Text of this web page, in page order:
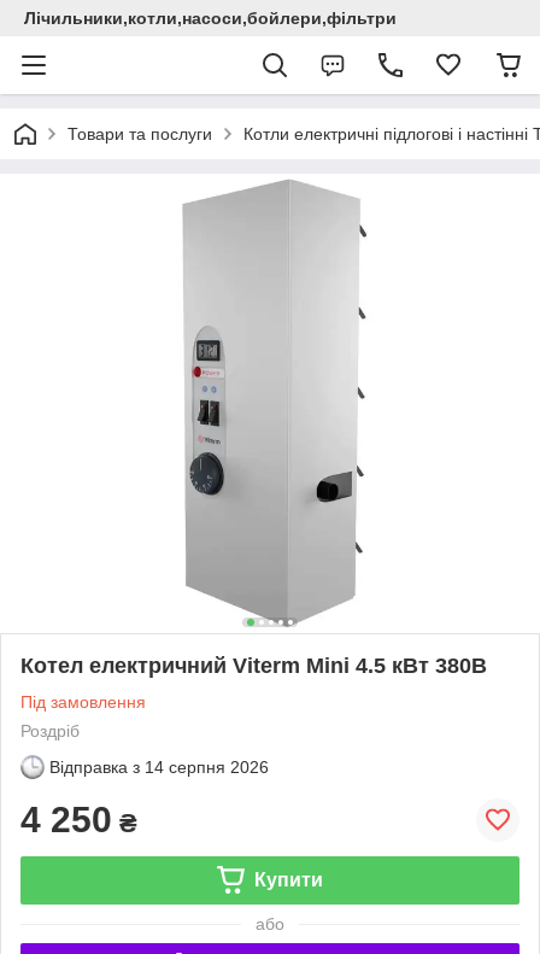
Лічильники,котли,насоси,бойлери,фільтри
Товари та послуги Котли електричні підлогові і
Котел електричний Viterm Mini 4.5 кВт 380В
Під замовлення
Роздріб
Відправка з 14 серпня 2026
4 250 ₴
Купити
або